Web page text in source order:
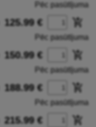
Pēc pasūtījuma
125.99 € add_shopping_cart
Pēc pasūtījuma
150.99 € add_shopping_cart
Pēc pasūtījuma
188.99 € add_shopping_cart
Pēc pasūtījuma
215.99 € add_shopping_cart